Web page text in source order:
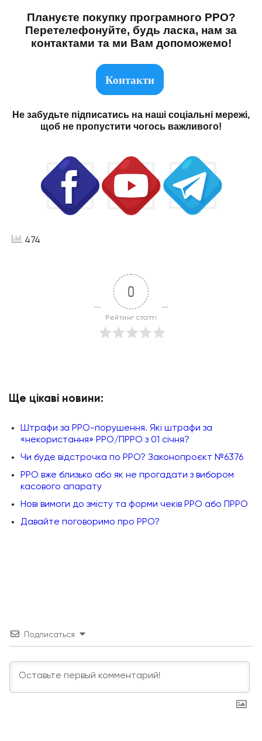
Плануєте покупку програмного РРО?
Перетелефонуйте, будь ласка, нам за
контактами та ми Вам допоможемо!
Контакти
Не забудьте підписатись на наші соціальні мережі,
щоб не пропустити чогось важливого!
474
0
Рейтинг статті
Ще цікаві новини:
Штрафи за РРО-порушення. Які штрафи за
«некористання» РРО/ПРРО з 01 січня?
Чи буде відстрочка по РРО? Законопроєкт №6376
РРО вже близько або як не прогадати з вибором
касового апарату
Нові вимоги до змісту та форми чеків РРО або ПРРО
Давайте поговоримо про РРО?
Подписаться